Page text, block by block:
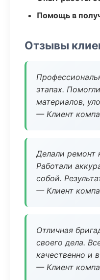
Помощь в
Отзывы
этапах.
материалов,
— Клиент
Делали ремонт
Работали
собой.
— Клиент
Отличная
своего дела.
качественно и
— Клиент